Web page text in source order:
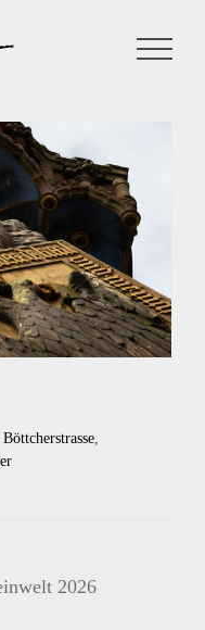
Böttcherstrasse,
2026